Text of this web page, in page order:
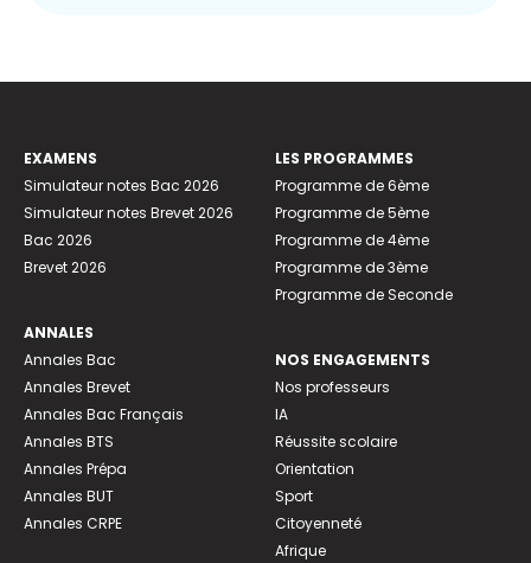
EXAMENS
Simulateur notes Bac 2026
Simulateur notes Brevet 2026
Bac 2026
Brevet 2026
ANNALES
Annales Bac
Annales Brevet
Annales Bac Français
Annales BTS
Annales Prépa
Annales BUT
Annales CRPE
LES PROGRAMMES
Programme de 6ème
Programme de 5ème
Programme de 4ème
Programme de 3ème
Programme de Seconde
NOS ENGAGEMENTS
Nos professeurs
IA
Réussite scolaire
Orientation
Sport
Citoyenneté
Afrique